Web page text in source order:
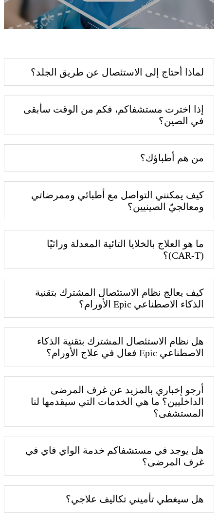
لماذا أحتاج إلى الاستئصال عن طريق الجلد؟
إذا اخترت مستشفاكم، فكم من الوقت سأبقى
في الصين؟
من هم أطباؤك؟
كيف يمكنني التواصل مع أطبائي وممرضاتي
ومعالجيّ الصينيين؟
ما هو العلاج بالخلايا التائية المعدلة وراثيًا
(CAR-T)؟
كيف يعالج نظام الاستئصال المشترك بتقنية
الذكاء الاصطناعي Epic الأورام؟
هل نظام الاستئصال المشترك بتقنية الذكاء
الاصطناعي Epic فعال في علاج الأورام؟
أرجو إخباري بالمزيد عن غرف المرضى
الداخليين؟ ما هي الخدمات التي سيقدمها لنا
المستشفى؟
هل يوجد في مستشفاكم خدمة الواي فاي في
غرف المرضى؟
هل سيغطي تأميني تكاليف علاجي؟